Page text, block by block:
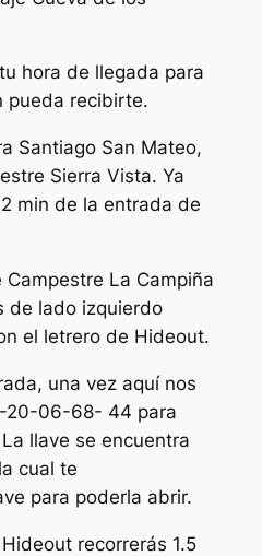
hora de llegada para
pueda recibirte.
Santiago San Mateo,
Sierra Vista. Ya
min de la entrada de
La Campiña
de lado izquierdo
el letrero de Hideout.
una vez aquí nos
20-06-68- 44 para
llave se encuentra
cual te
para poderla abrir.
recorrerás 1.5